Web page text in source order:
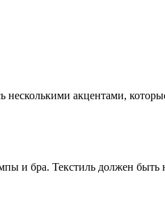
акцентами,
и бра. Текстиль должен быть